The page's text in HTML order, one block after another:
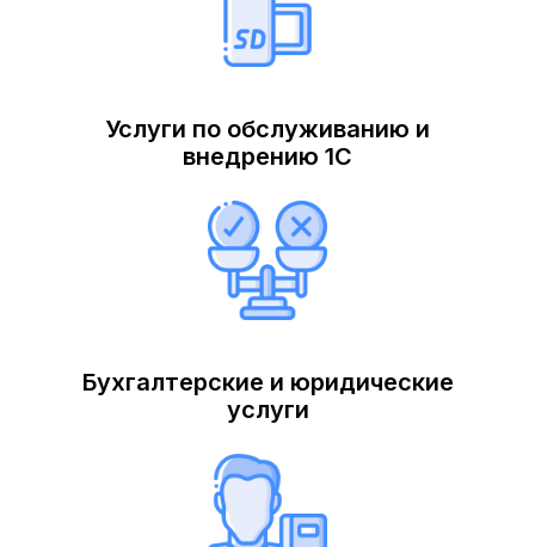
Услуги по обслуживанию и
внедрению 1С
Бухгалтерские и юридические
услуги